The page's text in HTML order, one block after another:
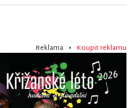
Reklama • Koupit reklamu